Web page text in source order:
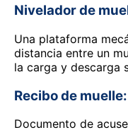
Nivelador de
Una plataforma
distancia entre un
la carga y descarga
Recibo de muelle:
Documento de